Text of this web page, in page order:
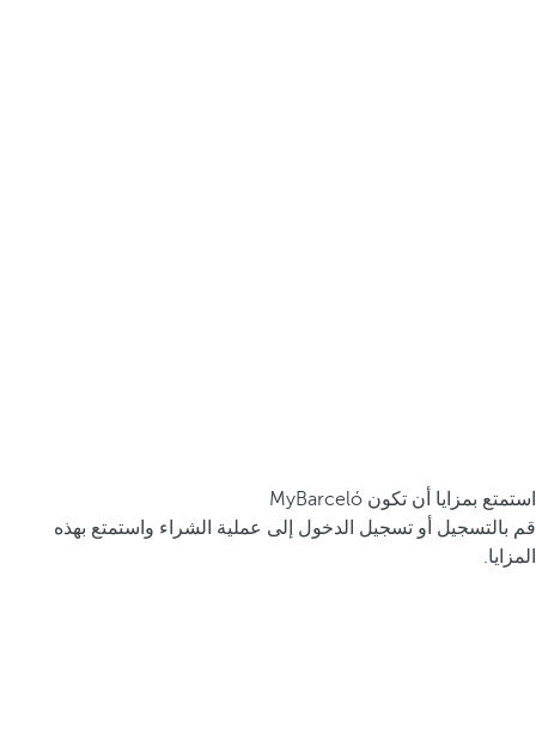
استمتع بمزايا أن تكون MyBarceló
قم بالتسجيل أو تسجيل الدخول إلى عملية الشراء واستمتع بهذه
المزايا.